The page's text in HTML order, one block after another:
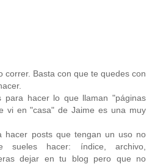
correr. Basta con que te quedes con
para hacer lo que llaman "páginas
vi en "casa" de Jaime es una muy
hacer posts que tengan un uso no
hacer: índice, archivo,
dejar en tu blog pero que no